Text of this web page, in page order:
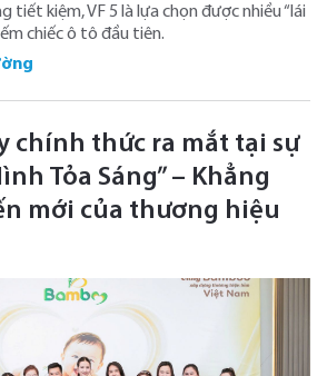
tiết kiệm, VF 5 là lựa chọn được nhiều “lái
chiếc ô tô đầu tiên.
chính thức ra mắt tại sự
Tỏa Sáng” – Khẳng
mới của thương hiệu